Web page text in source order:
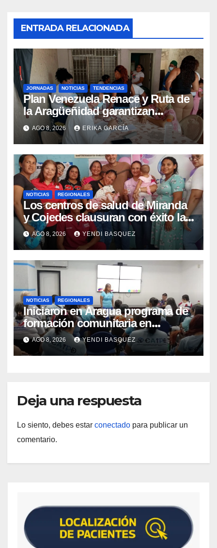
ENTRADA RELACIONADA
JORNADAS NOTICIAS TENDENCIAS
Plan Venezuela Renace y Ruta de
la Aragüeñidad garantizan
atención médica integral en
Aragua
AGO 8, 2026 ERIKA GARCÍA
NOTICIAS REGIONALES
Los centros de salud de Miranda
y Cojedes clausuran con éxito la
Semana Mundial de la Lactancia
Materna
AGO 8, 2026 YENDI BASQUEZ
NOTICIAS REGIONALES
Iniciaron en Aragua programa de
formación comunitaria en
atención a personas con
discapacidad
AGO 8, 2026 YENDI BASQUEZ
Deja una respuesta
Lo siento, debes estar conectado para publicar un
comentario.